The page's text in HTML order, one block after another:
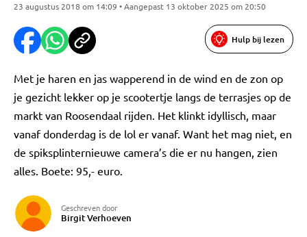
23 augustus 2018 om 14:09 • Aangepast 13 oktober 2025 om 20:50
Hulp bij lezen
Met je haren en jas wapperend in de wind en de zon op
je gezicht lekker op je scootertje langs de terrasjes op de
markt van Roosendaal rijden. Het klinkt idyllisch, maar
vanaf donderdag is de lol er vanaf. Want het mag niet, en
de spiksplinternieuwe camera’s die er nu hangen, zien
alles. Boete: 95,- euro.
Geschreven door
Birgit Verhoeven